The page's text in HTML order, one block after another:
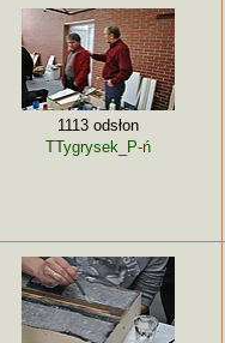
1113 odsłon
TTygrysek_P-ń